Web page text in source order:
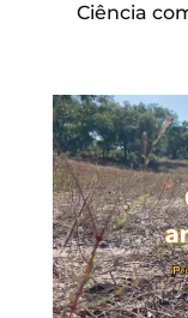
Ciência